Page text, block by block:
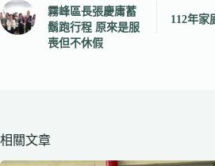
霧峰區長張慶庸蓄
鬍跑行程 原來是服
喪但不休假
112年家
相關文章